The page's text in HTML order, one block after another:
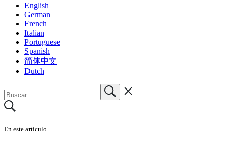
English
German
French
Italian
Portuguese
Spanish
简体中文
Dutch
En este artículo